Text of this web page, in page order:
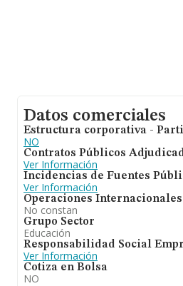
Datos comerciales
Estructura corporativa -
NO
Contratos Públicos
Ver Información
Incidencias de Fuentes
Ver Información
Operaciones Internacionales
No constan
Grupo Sector
Educación
Responsabilidad Social
Ver Información
Cotiza en Bolsa
NO